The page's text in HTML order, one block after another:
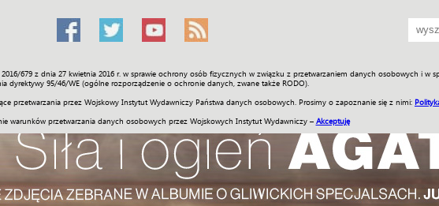
679 z dnia 27 kwietnia 2016 r. w sprawie ochrony osób fizycznych w związku z przetwarzaniem danych osobowych i w
dyrektywy 95/46/WE (ogólne rozporządzenie o ochronie danych, zwane także RODO).
przetwarzania przez Wojskowy Instytut Wydawniczy Państwa danych osobowych. Prosimy o zapoznanie się z nimi:
warunków przetwarzania danych osobowych przez Wojskowych Instytut Wydawniczy – Akceptuję
Sport Historia Galerie Wideo ENGLISH SKLEP